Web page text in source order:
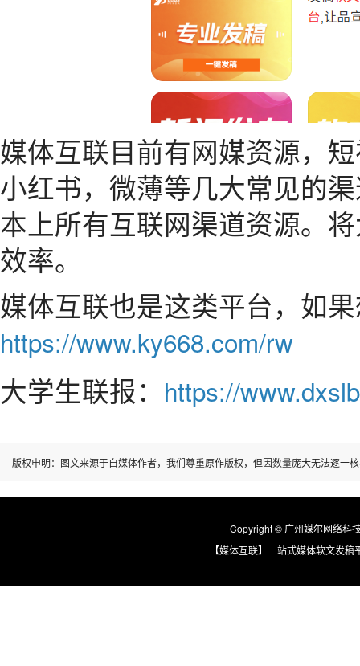
媒体互联目前有网媒资源，
小红书，微薄等几大常见的
本上所有互联网渠道资源。
效率。
媒体互联也是这类平台，如
https://www.ky668.com/rw
大学生联报： https://
版权申明：图文来源于自媒体作者，我们尊重原作版权，但因数量庞大无法逐一
Copyright © 广州媒尔网络科
【媒体互联】一站式媒体软文发